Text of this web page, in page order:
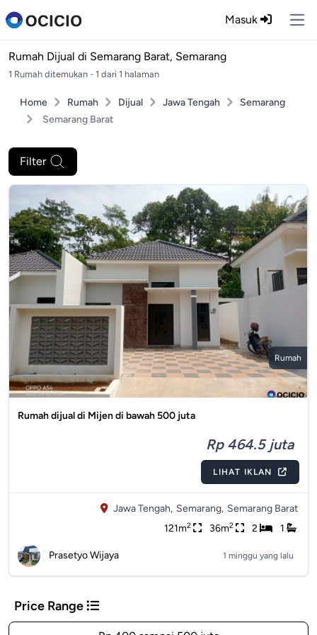
Masuk
Rumah Dijual di Semarang Barat, Semarang
1 Rumah ditemukan - 1 dari 1 halaman
Home Rumah Dijual Jawa Tengah
Semarang
Semarang Barat
Filter
Rumah
Rumah dijual di Mijen di bawah 500 juta
Rp 464.5 juta
LIHAT IKLAN
Jawa Tengah, Semarang, Semarang Barat
121m2 36m2 2 1
Prasetyo Wijaya 1 minggu yang lalu
Price Range